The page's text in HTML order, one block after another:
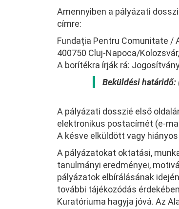
Amennyiben a pályázati
címre:
Fundația Pentru Comunitate /
400750 Cluj-Napoca/Kolozsvár,
A borítékra írják rá:
Beküldési határidő:
A pályázati dosszié első
elektronikus postacímét (e-
A késve elküldött vagy
A pályázatokat oktatási,
tanulmányi eredményei,
pályázatok elbírálásának
további tájékozódás
Kuratóriuma hagyja jóvá. Az